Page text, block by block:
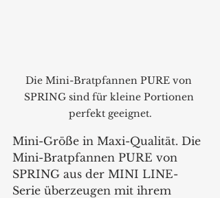
Die Mini-Bratpfannen PURE von
SPRING sind für kleine Portionen
perfekt geeignet.
Mini-Größe in Maxi-Qualität. Die
Mini-Bratpfannen PURE von
SPRING aus der MINI LINE-
Serie überzeugen mit ihrem